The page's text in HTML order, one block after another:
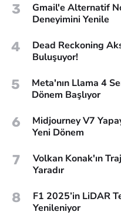
3
Gmail'e Alternatif
Deneyimini Yenile
4
Dead Reckoning
Buluşuyor!
5
Meta'nın Llama 4
Dönem Başlıyor
6
Midjourney V7
Yeni Dönem
7
Volkan Konak'ın
Yaradır
8
F1 2025’in LiDAR
Yenileniyor